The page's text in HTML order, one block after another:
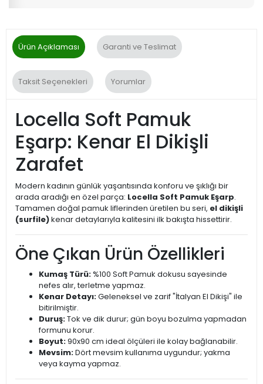
Ürün Açıklaması Garanti ve Teslimat
Taksit Seçenekleri Yorumlar
Locella Soft Pamuk
Eşarp: Kenar El Dikişli
Zarafet
Modern kadının günlük yaşantısında konforu ve şıklığı bir
arada aradığı en özel parça: Locella Soft Pamuk Eşarp.
Tamamen doğal pamuk liflerinden üretilen bu seri, el dikişli
(surfile)kenar detaylarıyla kalitesini ilk bakışta hissettirir.
Öne Çıkan Ürün Özellikleri
Kumaş Türü: %100 Soft Pamuk dokusu sayesinde
nefes alır, terletme yapmaz.
Kenar Detayı:Geleneksel ve zarif "İtalyan El Dikişi" ile
bitirilmiştir.
Duruş:Tok ve dik durur; gün boyu bozulma yapmadan
formunu korur.
Boyut:90x90 cm ideal ölçüleri ile kolay bağlanabilir.
Mevsim:Dört mevsim kullanıma uygundur; yakma
veya kayma yapmaz.